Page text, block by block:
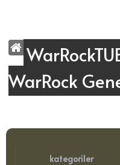
WarRock
kategoriler